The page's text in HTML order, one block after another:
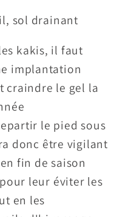
sol drainant
kakis, il faut
implantation
craindre le gel la
le pied sous
donc être vigilant
fin de saison
leur éviter les
en les